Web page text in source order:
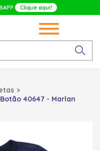
Clique aqui!
40647 - Marlan